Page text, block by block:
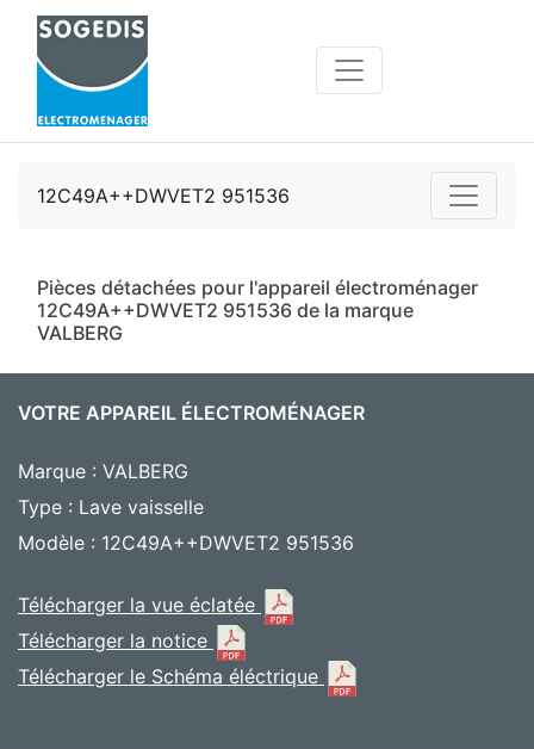
12C49A++DWVET2 951536
Pièces détachées pour l'appareil électroménager
12C49A++DWVET2 951536 de la marque
VALBERG
VOTRE APPAREIL ÉLECTROMÉNAGER
Marque : VALBERG
Type : Lave vaisselle
Modèle : 12C49A++DWVET2 951536
Télécharger la vue éclatée
Télécharger la notice
Télécharger le Schéma éléctrique